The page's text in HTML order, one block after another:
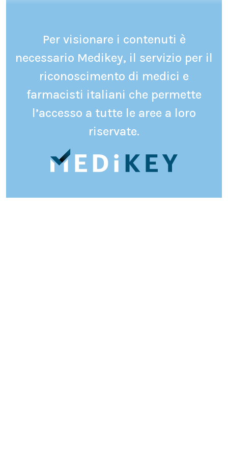
Per visionare i contenuti è
necessario Medikey, il servizio per il
riconoscimento di medici e
farmacisti italiani che permette
l’accesso a tutte le aree a loro
riservate.